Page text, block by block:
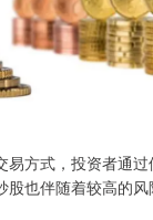
易方式，投资者通
也伴随着较高的风